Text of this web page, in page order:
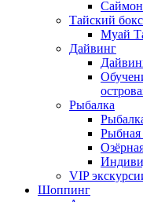
Саймон
Тайский бокс
Муай
Дайвинг
Рыбалка
Рыбная
VIP
Шоппинг